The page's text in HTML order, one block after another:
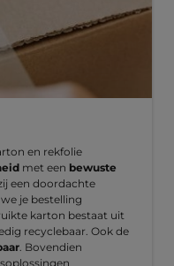
en rekfolie
met een bewuste
een doordachte
je bestelling
karton bestaat uit
recyclebaar. Ook de
. Bovendien